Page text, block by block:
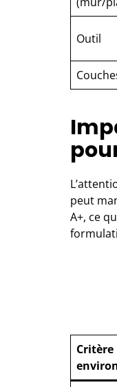
Outil
peut
A+, ce
Critère